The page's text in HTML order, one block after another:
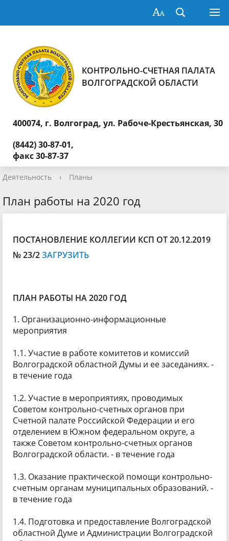
КОНТРОЛЬНО-СЧЕТНАЯ ПАЛАТА
ВОЛГОГРАДСКОЙ ОБЛАСТИ
400074, г. Волгоград, ул. Рабоче-Крестьянская, 30
(8442) 30-87-01,
факс 30-87-37
Деятельность › Планы
План работы на 2020 год
ПОСТАНОВЛЕНИЕ КОЛЛЕГИИ КСП ОТ 20.12.2019
№ 23/2ЗАГРУЗИТЬ
ПЛАН РАБОТЫ НА 2020 ГОД
1. Организационно-информационные
мероприятия
1.1. Участие в работе комитетов и комиссий
Волгоградской областной Думы и ее заседаниях. -
в течение года
1.2. Участие в мероприятиях, проводимых
Советом контрольно-счетных органов при
Счетной палате Российской Федерации и его
отделением в Южном федеральном округе, а
также Советом контрольно-счетных органов
Волгоградской области. - в течение года
1.3. Оказание практической помощи контрольно-
счетным органам муниципальных образований. -
в течение года
1.4. Подготовка и предоставление Волгоградской
областной Думе и Администрации Волгоградской